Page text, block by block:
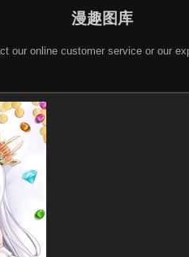
漫趣图库
online customer service or our